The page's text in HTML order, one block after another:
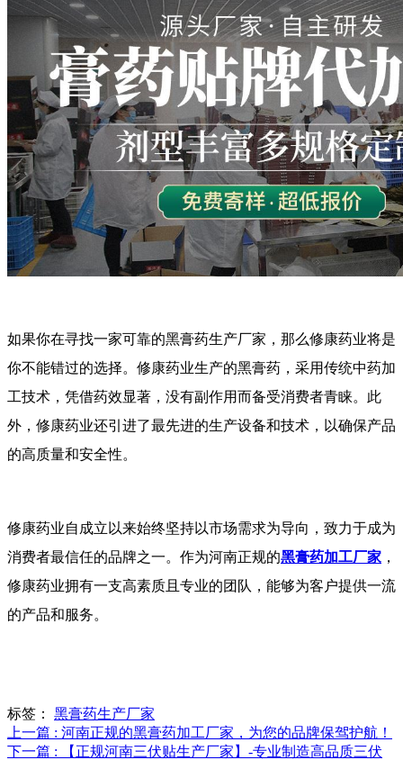
如果你在寻找一家可靠的黑膏药生产厂家，那么修康药业将是
你不能错过的选择。修康药业生产的黑膏药，采用传统中药加
工技术，凭借药效显著，没有副作用而备受消费者青睐。此
外，修康药业还引进了最先进的生产设备和技术，以确保产品
的高质量和安全性。
修康药业自成立以来始终坚持以市场需求为导向，致力于成为
消费者最信任的品牌之一。作为河南正规的黑膏药加工厂家 ，
修康药业拥有一支高素质且专业的团队，能够为客户提供一流
的产品和服务。
标签：
黑膏药生产厂家
上一篇 : 河南正规的黑膏药加工厂家，为您的品牌保驾护航！
下一篇 : 【正规河南三伏贴生产厂家】-专业制造高品质三伏